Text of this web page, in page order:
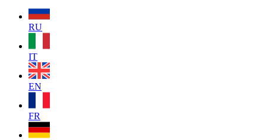
RU
IT
EN
FR